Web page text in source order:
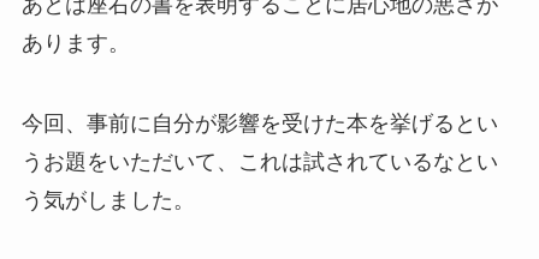
あります。
今回、事前に自分が影響を受けた本を挙げるとい
うお題をいただいて、これは試されているなとい
う気がしました。